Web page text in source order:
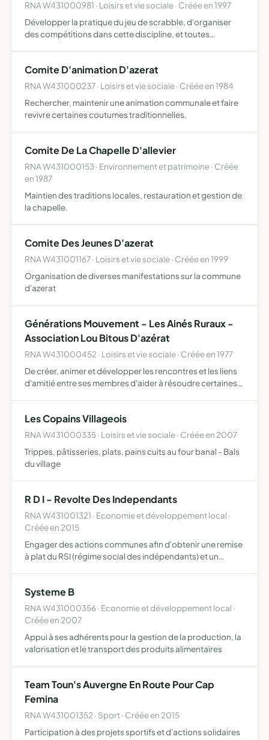
RNA W431000981 · Loisirs et vie sociale · Créée en 1997
Développer la pratique du jeu de scrabble, d'organiser
des compétitions dans cette discipline, et toutes
Comite D'animation D'azerat
RNA W431000237 · Loisirs et vie sociale · Créée en 1984
Rechercher, maintenir une animation communale et faire
revivre certaines coutumes traditionnelles.
Comite De La Chapelle D'allevier
RNA W431000153 · Environnement et patrimoine · Créée
en 1987
Maintien des traditions locales, restauration et gestion de
la chapelle.
Comite Des Jeunes D'azerat
RNA W431001167 · Loisirs et vie sociale · Créée en 1999
Organisation de diverses manifestations sur la commune
d'azerat
Générations Mouvement - Les Ainés Ruraux -
Association Lou Bitous D'azérat
RNA W431000452 · Loisirs et vie sociale · Créée en 1977
De créer, animer et développer les rencontres et les liens
d'amitié entre ses membres d'aider à résoudre certaines
Les Copains Villageois
RNA W431000335 · Loisirs et vie sociale · Créée en 2007
Trippes, pâtisseries, plats, pains cuits au four banal - Bals
du village
R D I - Revolte Des Independants
RNA W431001321 · Economie et développement local ·
Créée en 2015
Engager des actions communes afin d'obtenir une remise
à plat du RSI (régime social des indépendants) et un
ont …
Systeme B
RNA W431000356 · Economie et développement local ·
Créée en 2007
Appui à ses adhérents pour la gestion de la production, la
valorisation et le transport des produits alimentaires
Team Toun's Auvergne En Route Pour Cap
Femina
RNA W431001352 · Sport · Créée en 2015
Participation à des projets sportifs et d'actions solidaires